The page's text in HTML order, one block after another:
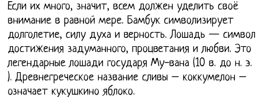
Если их много, значит, всем должен уделить своё
внимание в равной мере. Бамбук символизирует
долголетие, силу духа и верность. Лошадь — символ
достижения задуманного, процветания и любви. Это
легендарные лошади государя Му-вана (10 в. до н. э.
). Древнегреческое название сливы – коккумелон –
означает кукушкино яблоко.